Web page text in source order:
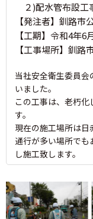
２)配水管布設工
【発注者】釧路市
【工期】令和4年6
【工事場所】釧
当社安全衛生委員
いました。
この工事は、老朽
す。
現在の施工場所は日
通行が多い場所で
し施工致します。